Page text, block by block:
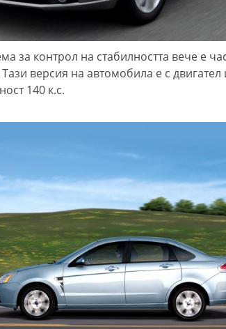
за контрол на стабилността вече е
Тази версия на автомобила е с
140 к.с.